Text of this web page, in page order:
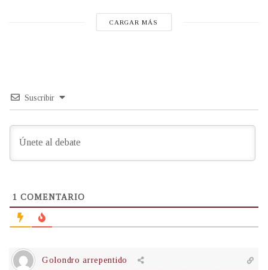
CARGAR MÁS
Suscribir
1 COMENTARIO
Golondro arrepentido